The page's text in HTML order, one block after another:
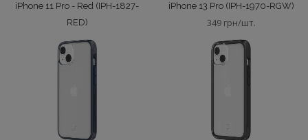
iPhone 11 Pro - Red (IPH-1827-
RED)
249 грн/шт.
iPhone 13 Pro (IPH-1970-RGW)
349 грн/шт.